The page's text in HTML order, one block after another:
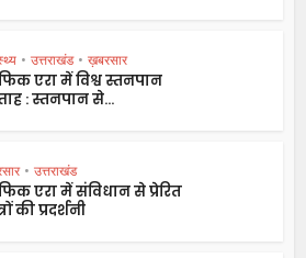
• उत्तराखंड • ख़बरसार
एरा में विश्व स्तनपान
: स्तनपान से...
• उत्तराखंड
एरा में संविधान से प्रेरित
की प्रदर्शनी